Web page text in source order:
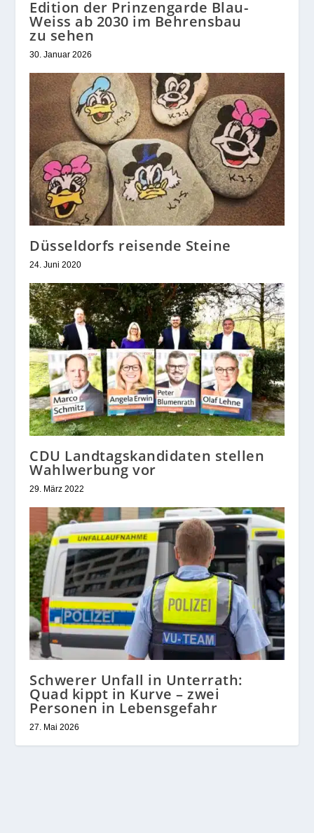
Edition der Prinzengarde Blau-
Weiss ab 2030 im Behrensbau
zu sehen
30. Januar 2026
Düsseldorfs reisende Steine
24. Juni 2020
CDU Landtagskandidaten stellen
Wahlwerbung vor
29. März 2022
Schwerer Unfall in Unterrath:
Quad kippt in Kurve – zwei
Personen in Lebensgefahr
27. Mai 2026